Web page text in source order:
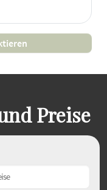
Preise